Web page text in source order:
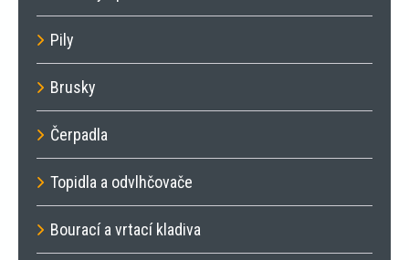
Pily
Brusky
Čerpadla
Topidla a odvlhčovače
Bourací a vrtací kladiva